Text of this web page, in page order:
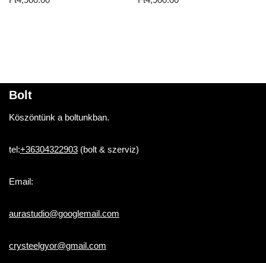
Bolt
Köszöntünk a boltunkban.
tel:+36304322903 (bolt & szerviz)
Email:
aurastudio@googlemail.com
crysteelgyor@gmail.com